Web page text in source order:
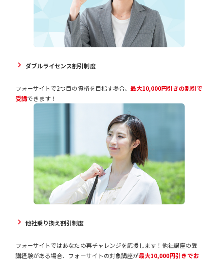
ダブルライセンス割引制度
フォーサイトで2つ目の資格を目指す場合、 最大10,000円引きの割引で
受講できます！
他社乗り換え割引制度
フォーサイトではあなたの再チャレンジを応援します！他社講座の受
講経験がある場合、フォーサイトの対象講座が最大10,000円引きでお